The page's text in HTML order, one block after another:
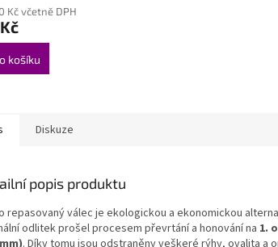
Kč včetně DPH
košíku
Diskuze
popis produktu
repasovaný válec je ekologickou a ekonomickou
odlitek prošel procesem převrtání a honování na 1.